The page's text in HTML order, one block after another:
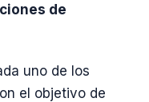
de
uno de los
el objetivo de